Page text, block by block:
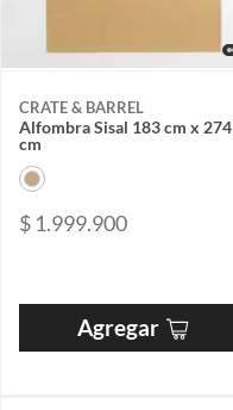
CRATE & BARREL
Alfombra Sisal 183 cm x 274
cm
$ 1.999.900
Agregar